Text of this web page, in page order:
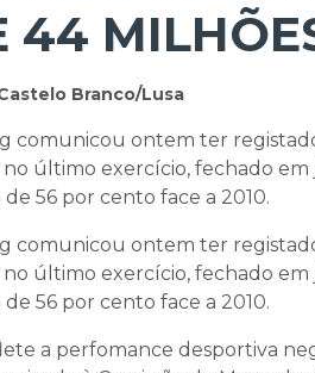
44
Branco/Lusa
comunicou ontem ter
último exercício, fechado
56 por cento face a 2010.
comunicou ontem ter
último exercício, fechado
56 por cento face a 2010.
a perfomance desportiva